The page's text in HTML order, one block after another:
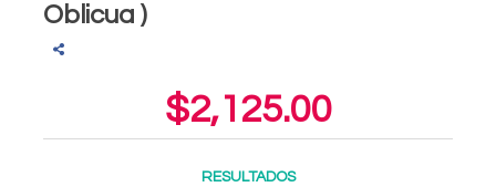
Oblicua )
$2,125.00
RESULTADOS